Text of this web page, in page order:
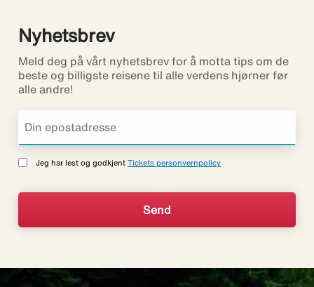
Nyhetsbrev
Meld deg på vårt nyhetsbrev for å motta tips om de
beste og billigste reisene til alle verdens hjørner før
alle andre!
Jeg har lest og godkjent Tickets personvernpolicy